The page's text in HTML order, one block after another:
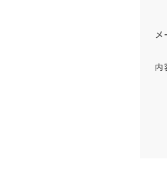
メ
内